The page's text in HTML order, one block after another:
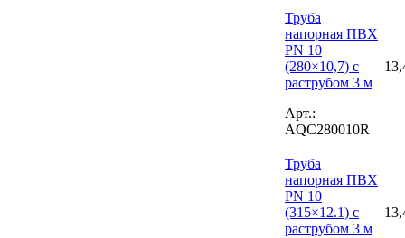
Труба
напорная ПВХ
PN 10
(280×10,7) с
раструбом 3 м
Арт.:
AQC280010R
Труба
напорная ПВХ
PN 10
(315×12.1) с
раструбом 3 м